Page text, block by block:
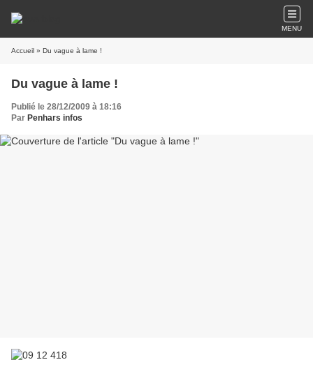
MENU
Accueil » Du vague à lame !
Du vague à lame !
Publié le 28/12/2009 à 18:16
Par Penhars infos